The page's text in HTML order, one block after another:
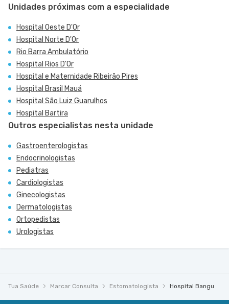
Unidades próximas com a especialidade
Hospital Oeste D'Or
Hospital Norte D'Or
Rio Barra Ambulatório
Hospital Rios D'Or
Hospital e Maternidade Ribeirão Pires
Hospital Brasil Mauá
Hospital São Luiz Guarulhos
Hospital Bartira
Outros especialistas nesta unidade
Gastroenterologistas
Endocrinologistas
Pediatras
Cardiologistas
Ginecologistas
Dermatologistas
Ortopedistas
Urologistas
Tua Saúde Marcar Consulta Estomatologista Hospital Bangu